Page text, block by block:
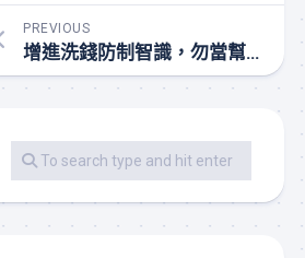
宣
導
專
影
音
材
專
PREVIOUS
增進洗錢防制智識，勿當幫助他人洗錢的工具